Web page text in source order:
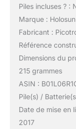
Piles incluses ? :
Marque : Holosun
Fabricant :
Référence
Dimensions du
215 grammes
ASIN :
Pile(s) /
Date de mise en
2017